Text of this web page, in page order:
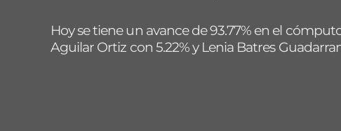
Hoy se tiene un avance de 93.77% en el
Aguilar Ortiz con 5.22% y Lenia Batres